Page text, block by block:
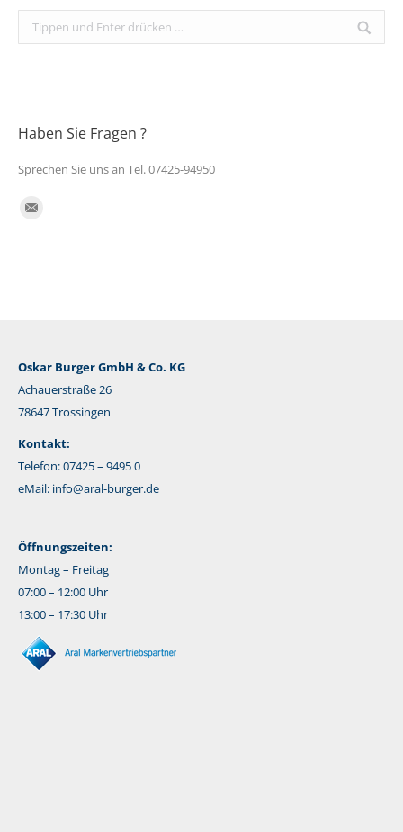
Search:
Haben Sie Fragen ?
Sprechen Sie uns an Tel. 07425-94950
Finden Sie uns auf:
Oskar Burger GmbH & Co. KG
Achauerstraße 26
78647 Trossingen
Kontakt:
Telefon: 07425 – 9495 0
eMail: info@aral-burger.de
Öffnungszeiten:
Montag – Freitag
07:00 – 12:00 Uhr
13:00 – 17:30 Uhr